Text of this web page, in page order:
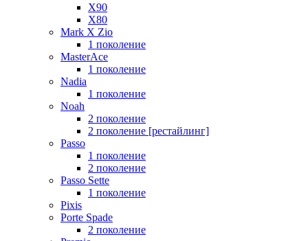
X90
Х80
Mark X Zio
1 поколение
MasterAce
1 поколение
Nadia
1 поколение
Noah
2 поколение
2 поколение [рестайлинг]
Passo
1 поколение
2 поколение
Passo Sette
1 поколение
Pixis
Porte Spade
2 поколение